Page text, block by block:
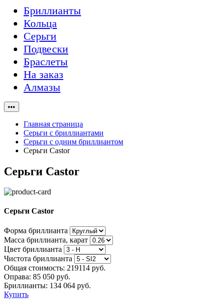
Бриллианты
Кольца
Серьги
Подвески
Браслеты
На заказ
Алмазы
•••
Главная страница
Серьги с бриллиантами
Серьги с одним бриллиантом
Cерьги Castor
Cерьги Castor
Cерьги Castor
Форма бриллианта
Масса бриллианта, карат
Цвет бриллианта
Чистота бриллианта
Общая стоимость: 219114 руб.
Оправа: 85 050 руб.
Бриллианты: 134 064 руб.
Купить